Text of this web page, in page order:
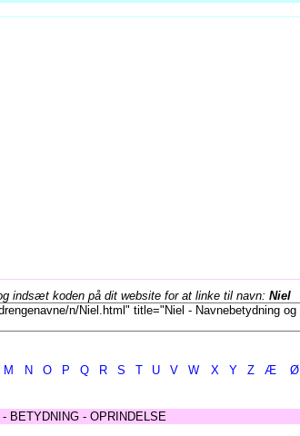
indsæt koden på dit website for at linke til navn: Niel
M N O P Q R S T U V W X Y Z Æ Ø
- BETYDNING - OPRINDELSE